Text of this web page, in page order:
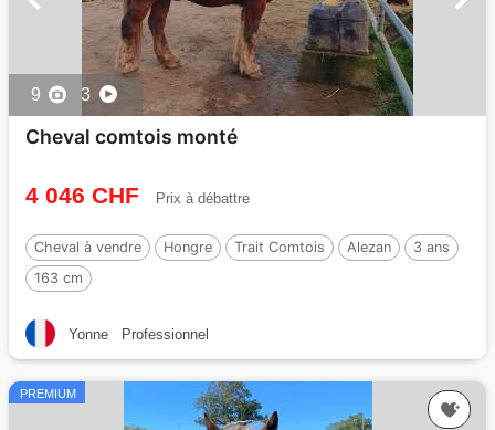
9 3
Cheval comtois monté
4 046 CHF Prix à débattre
Cheval à vendre Hongre Trait Comtois Alezan
3 ans
163 cm
Yonne Professionnel
PREMIUM